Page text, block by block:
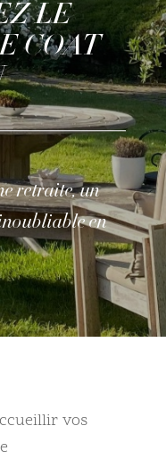
LE
COAT
retraite, un
en
vos